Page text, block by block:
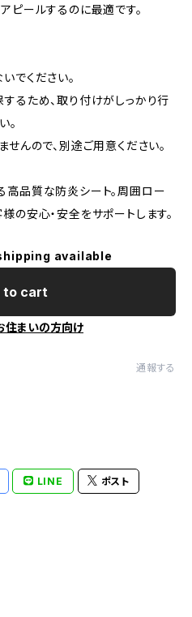
ピールするのに最適です。
でください。
るため、取り付けがしっかり行
。
んので、別途ご用意ください。
品質な防炎シート。周囲ロー
の安心・安全をサポートします。
available
to cart
住まいの方向け
通報する
LINE ポスト